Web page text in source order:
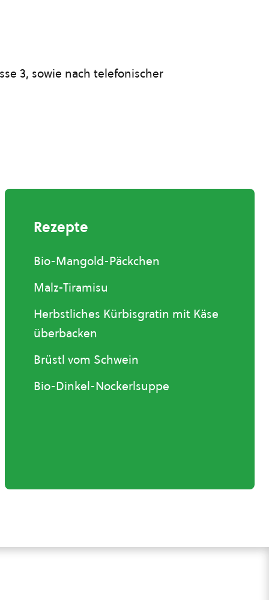
3, sowie nach telefonischer
Rezepte
Bio-Mangold-Päckchen
Malz-Tiramisu
Herbstliches Kürbisgratin mit Käse
überbacken
Brüstl vom Schwein
Bio-Dinkel-Nockerlsuppe